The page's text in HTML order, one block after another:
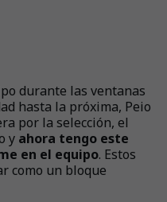
durante las ventanas
hasta la próxima, Peio
por la selección, el
y ahora tengo este
en el equipo. Estos
como un bloque